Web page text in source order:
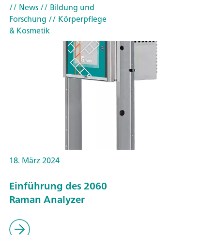
// News// Bildung und
Forschung // Körperpflege
& Kosmetik
18. März 2024
Einführung des 2060
Raman Analyzer